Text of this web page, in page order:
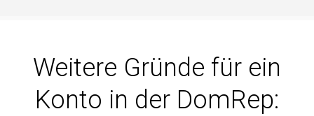
Weitere Gründe für ein
Konto in der DomRep: